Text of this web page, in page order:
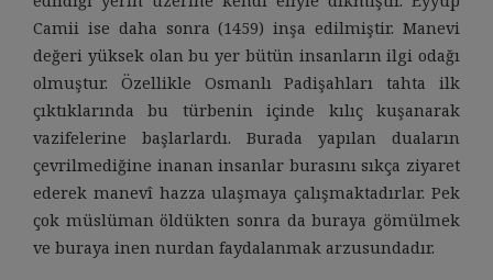
Camii ise daha sonra (1459) inşa edilmiştir. Manevi
değeri yüksek olan bu yer bütün insanların ilgi odağı
olmuştur. Özellikle Osmanlı Padişahları tahta ilk
çıktıklarında bu türbenin içinde kılıç kuşanarak
vazifelerine başlarlardı. Burada yapılan duaların
çevrilmediğine inanan insanlar burasını sıkça ziyaret
ederek manevî hazza ulaşmaya çalışmaktadırlar. Pek
çok müslüman öldükten sonra da buraya gömülmek
ve buraya inen nurdan faydalanmak arzusundadır.